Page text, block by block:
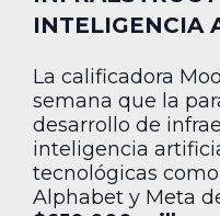
INTELIGENCIA
La calificadora
semana que la
desarrollo de
inteligencia
tecnológicas
Alphabet y Meta